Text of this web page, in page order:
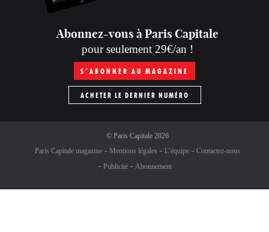
Abonnez-vous à Paris Capitale
pour seulement 29€/an !
S’ABONNER AU MAGAZINE
ACHETER LE DERNIER NUMÉRO
© Paris Capitale2026
Paris Capitale magazine
Mentions légales L’équipe
Contactez-nous
Publicité
Abonnement